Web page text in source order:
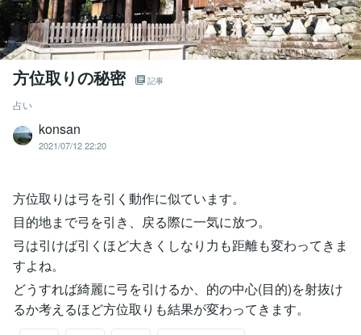
方位取りの秘密 記事
占い
konsan
2021/07/12 22:20
方位取りは弓を引く動作に似ています。
目的地まで弓を引き、戻る際に一気に放つ。
弓は引けば引くほど大きくしなり力も距離も変わってきま
すよね。
どうすれば綺麗に弓を引けるか、的の中心(目的)を射抜け
るか考えるほど方位取りも結果が変わってきます。